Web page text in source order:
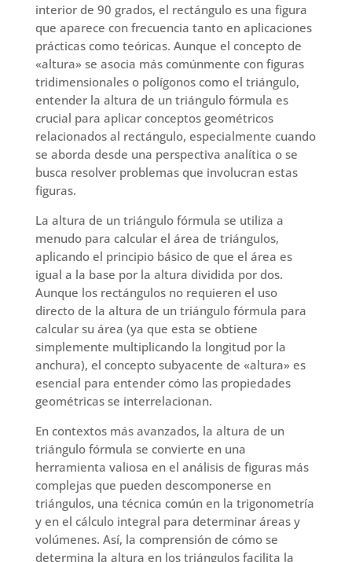
interior de 90 grados, el rectángulo es una figura
que aparece con frecuencia tanto en aplicaciones
prácticas como teóricas. Aunque el concepto de
«altura» se asocia más comúnmente con figuras
tridimensionales o polígonos como el triángulo,
entender la altura de un triángulo fórmula es
crucial para aplicar conceptos geométricos
relacionados al rectángulo, especialmente cuando
se aborda desde una perspectiva analítica o se
busca resolver problemas que involucran estas
figuras.
La altura de un triángulo fórmula se utiliza a
menudo para calcular el área de triángulos,
aplicando el principio básico de que el área es
igual a la base por la altura dividida por dos.
Aunque los rectángulos no requieren el uso
directo de la altura de un triángulo fórmula para
calcular su área (ya que esta se obtiene
simplemente multiplicando la longitud por la
anchura), el concepto subyacente de «altura» es
esencial para entender cómo las propiedades
geométricas se interrelacionan.
En contextos más avanzados, la altura de un
triángulo fórmula se convierte en una
herramienta valiosa en el análisis de figuras más
complejas que pueden descomponerse en
triángulos, una técnica común en la trigonometría
y en el cálculo integral para determinar áreas y
volúmenes. Así, la comprensión de cómo se
determina la altura en los triángulos facilita la